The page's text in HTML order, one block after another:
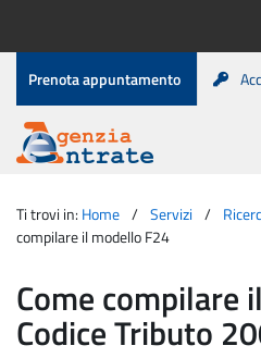
contenuto
Menu
di
servizio
Prenota appuntamento
Agenzia
Entrate
principale
Ti trovi in: Home Servizi
compilare il modello F24
Come compilare
Codice Tributo